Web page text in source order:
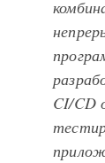
CI/CD